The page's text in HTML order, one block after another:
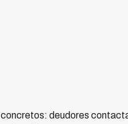
concretos: deudores